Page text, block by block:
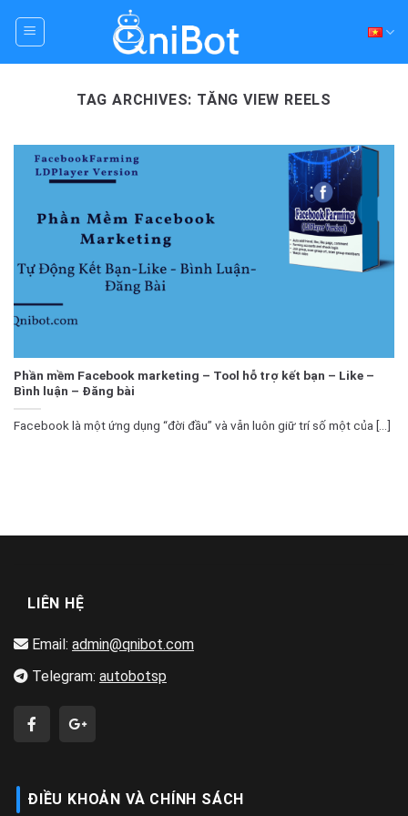
TAG ARCHIVES: TĂNG VIEW REELS
Phần mềm Facebook marketing – Tool hỗ trợ kết bạn – Like –
Bình luận – Đăng bài
Facebook là một ứng dụng “đời đầu” và vẫn luôn giữ trí số một của [...]
LIÊN HỆ
Email: admin@qnibot.com
Telegram: autobotsp
ĐIỀU KHOẢN VÀ CHÍNH SÁCH